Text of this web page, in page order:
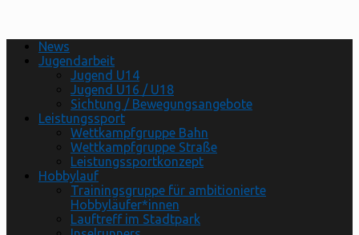
News
Jugendarbeit
Jugend U14
Jugend U16 / U18
Sichtung / Bewegungsangebote
Leistungssport
Wettkampfgruppe Bahn
Wettkampfgruppe Straße
Leistungssportkonzept
Hobbylauf
Trainingsgruppe für ambitionierte
Hobbyläufer*innen
Lauftreff im Stadtpark